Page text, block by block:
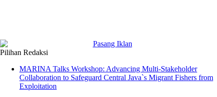
Pilihan Redaksi
MARINA Talks Workshop: Advancing Multi-Stakeholder
Collaboration to Safeguard Central Java`s Migrant Fishers from
Exploitation